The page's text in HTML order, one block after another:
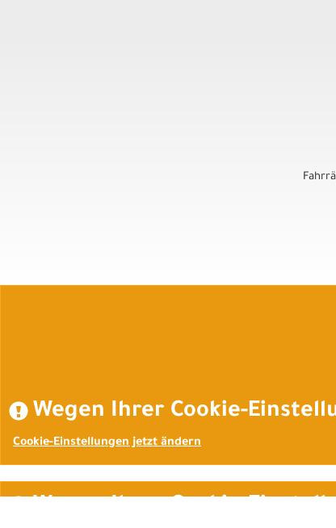
Wegen Ihrer Cookie-
Cookie-Einstellungen jetzt ändern